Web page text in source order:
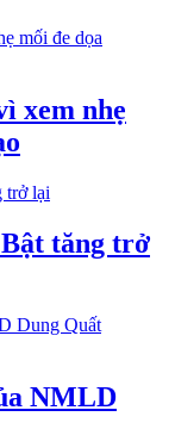
xem nhẹ
Bật tăng trở
NMLD